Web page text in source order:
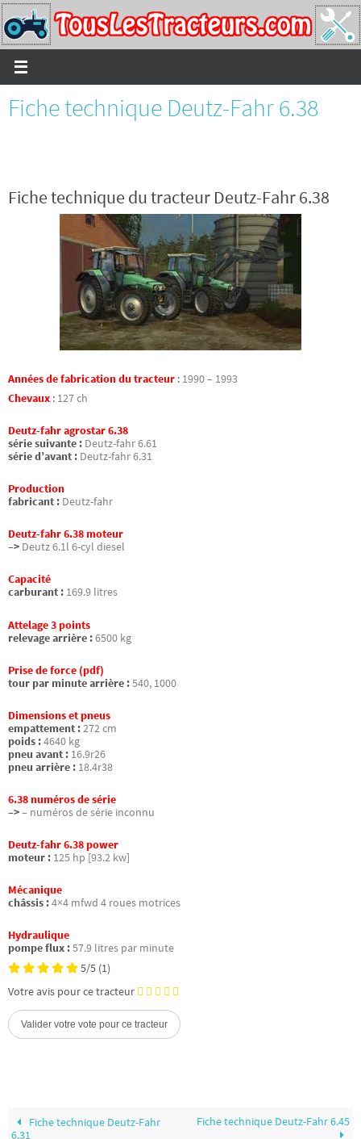
Passer
vers
le
contenu
Fiche technique Deutz-Fahr 6.38
Fiche technique du tracteur Deutz-Fahr 6.38
Années de fabrication du tracteur : 1990 – 1993
Chevaux : 127 ch
Deutz-fahr agrostar 6.38
série suivante : Deutz-fahr 6.61
série d’avant : Deutz-fahr 6.31
Production
fabricant : Deutz-fahr
Deutz-fahr 6.38 moteur
–> Deutz 6.1l 6-cyl diesel
Capacité
carburant : 169.9 litres
Attelage 3 points
relevage arrière :6500 kg
Prise de force (pdf)
tour par minute arrière :540, 1000
Dimensions et pneus
empattement :272 cm
poids :4640 kg
pneu avant : 16.9r26
pneu arrière : 18.4r38
6.38 numéros de série
–>– numéros de série inconnu
Deutz-fahr 6.38 power
moteur : 125 hp [93.2 kw]
Mécanique
châssis :4×4 mfwd 4 roues motrices
Hydraulique
pompe flux :57.9 litres par minute
5/5 (1)
Votre avis pour ce tracteur
Fiche technique Deutz-Fahr
6.31
Fiche technique Deutz-Fahr 6.45